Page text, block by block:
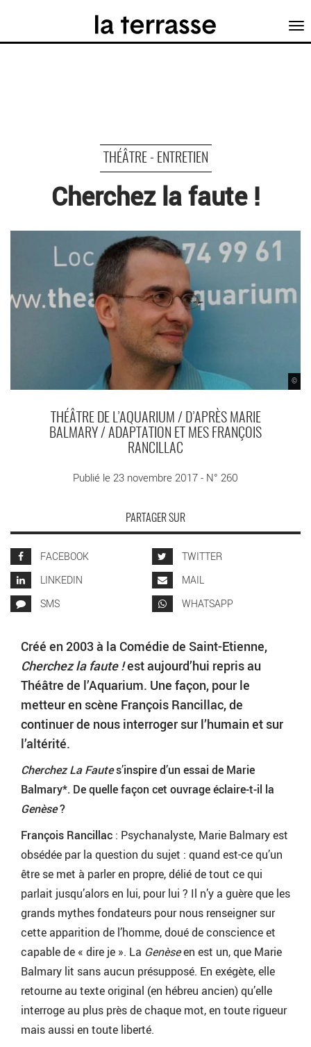
THÉÂTRE - ENTRETIEN
Cherchez la faute !
©
THÉÂTRE DE L’AQUARIUM / D’APRÈS MARIE
BALMARY / ADAPTATION ET MES FRANÇOIS
RANCILLAC
Publié le 23 novembre 2017 - N° 260
PARTAGER SUR
FACEBOOK
TWITTER
LINKEDIN
MAIL
SMS
WHATSAPP
Créé en 2003 à la Comédie de Saint-Etienne,
Cherchez la faute !est aujourd’hui repris au
Théâtre de l’Aquarium. Une façon, pour le
metteur en scène François Rancillac, de
continuer de nous interroger sur l’humain et sur
l’altérité.
Cherchez La Fautes’inspire d’un essai de Marie
Balmary*. De quelle façon cet ouvrage éclaire-t-il la
Genèse?
François Rancillac : Psychanalyste, Marie Balmary est
obsédée par la question du sujet : quand est-ce qu’un
être se met à parler en propre, délié de tout ce qui
parlait jusqu’alors en lui, pour lui ? Il n’y a guère que les
grands mythes fondateurs pour nous renseigner sur
cette apparition de l’homme, doué de conscience et
capable de « dire je ». La Genèseen est un, que Marie
Balmary lit sans aucun présupposé. En exégète, elle
retourne au texte original (en hébreu ancien) qu’elle
interroge au plus près de chaque mot, en toute rigueur
mais aussi en toute liberté.